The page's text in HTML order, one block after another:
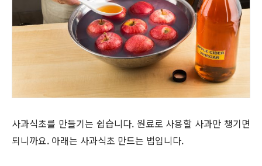
사과식초를 만들기는 쉽습니다. 원료로 사용할 사과만 챙기면
되니까요. 아래는 사과식초 만드는 법입니다.